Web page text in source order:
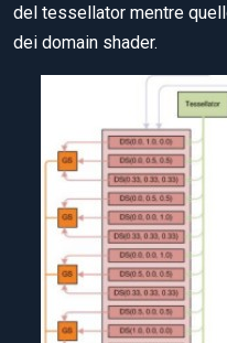
del tessellator mentre
dei domain shader.